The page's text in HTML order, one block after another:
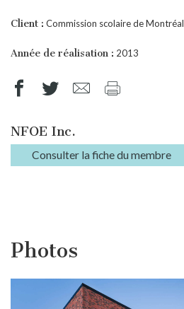
Client : Commission scolaire de Montréal
Année de réalisation : 2013
NFOE Inc.
Consulter la fiche du membre
Photos